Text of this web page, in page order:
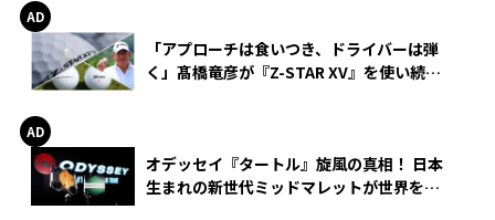
「アプローチは食いつき、ドライバーは弾
く」髙橋竜彦が『Z-STAR XV』を使い続け
オデッセイ『タートル』旋風の真相！ 日本
生まれの新世代ミッドマレットが世界を席